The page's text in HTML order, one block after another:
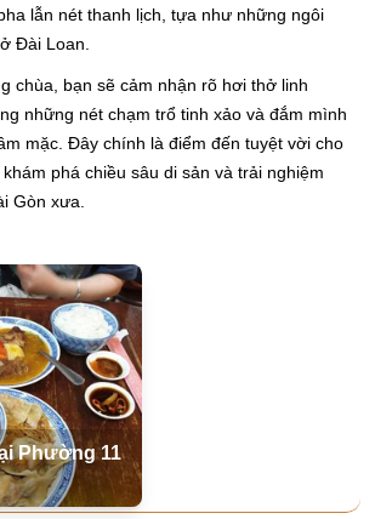
lẫn nét thanh lịch, tựa như những ngôi
Đài Loan.
chùa, bạn sẽ cảm nhận rõ hơi thở linh
những nét chạm trổ tinh xảo và đắm mình
mặc. Đây chính là điểm đến tuyệt vời cho
phá chiều sâu di sản và trải nghiệm
Gòn xưa.
Phường 11